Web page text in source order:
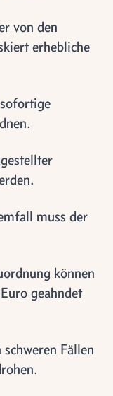
von den
erhebliche
muss der
können
geahndet
schweren Fällen